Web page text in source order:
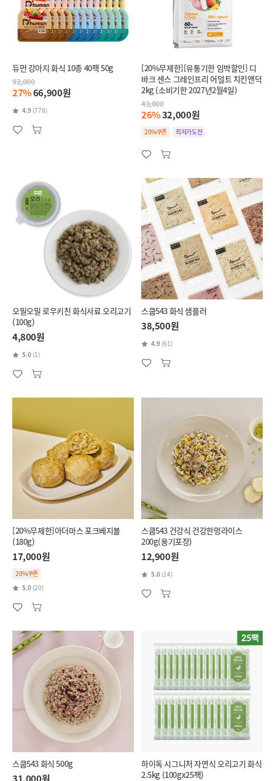
듀먼 강아지 화식 10종 40팩 50g
92,000
27%66,900원
4.9 (778)
[20%무제한][유통기한 임박할인] 디
바크 센스 그레인프리 어덜트 치킨앤덕
2kg (소비기한 2027년2월4일)
43,000
26%32,000원
20%쿠폰 최저가도전
오밀오밀 로우키친 화식사료 오리고기
(100g)
4,800원
5.0 (1)
스쿱543 화식 샘플러
38,500원
4.9 (61)
[20%무제한]아더마스 포크베지볼
(180g)
17,000원
20%쿠폰
5.0 (20)
스쿱543 건강식 건강한멍라이스
200g(용기포장)
12,900원
5.0 (14)
스쿱543 화식 500g
하이독 시그니처 자연식 오리고기 화식
2.5kg (100gx25팩)